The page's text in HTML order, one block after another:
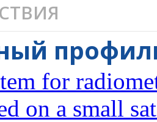
for
on a small